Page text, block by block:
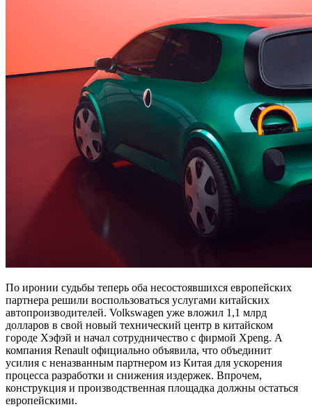
По иронии судьбы теперь оба несостоявшихся европейских
партнера решили воспользоваться услугами китайских
автопроизводителей. Volkswagen уже вложил 1,1 млрд
долларов в свой новый технический центр в китайском
городе Хэфэй и начал сотрудничество с фирмой Xpeng. А
компания Renault официально объявила, что объединит
усилия с неназванным партнером из Китая для ускорения
процесса разработки и снижения издержек. Впрочем,
конструкция и производственная площадка должны остаться
европейскими.